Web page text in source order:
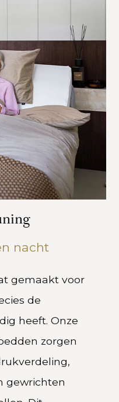
nacht
gemaakt voor
de
heeft. Onze
zorgen
gewrichten